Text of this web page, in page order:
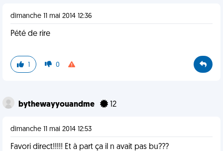
dimanche 11 mai 2014 12:36
Pété de rire
1 0
bythewayyouandme 12
dimanche 11 mai 2014 12:53
Favori direct!!!!! Et à part ça il n avait pas bu???